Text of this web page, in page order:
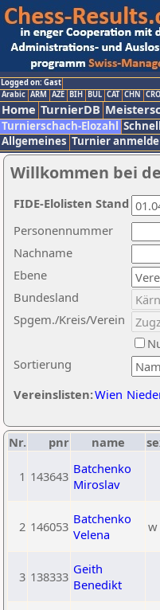
Logged on: Gast
Arabic ARM AZE BIH BUL CAT CHN CRO
Home TurnierDB
Turnierschach-Elozahl
Allgemeines Turnier
Willkommen bei
Nachname
Ebene
Sortierung
Personennummer
Bundesland
Spgem./Kreis/Verein
Vereinslisten:Wien
FIDE-Elolisten Stand
Nr. pnr name
1 143643 Batchenko
Miroslav
2 146053 Batchenko
Velena
w
3 138333 Geith
Benedikt